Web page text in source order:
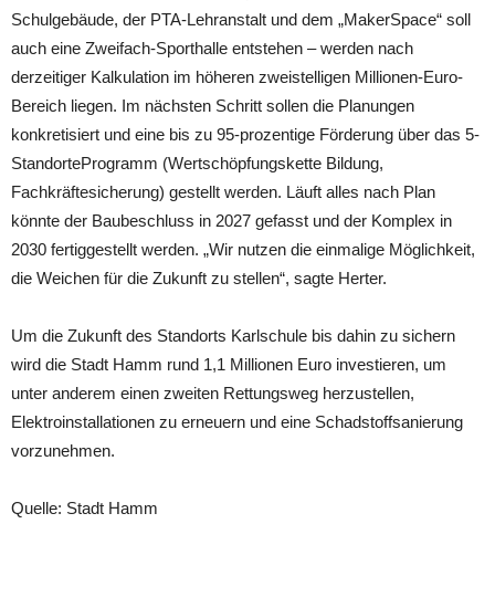
Schulgebäude, der PTA-Lehranstalt und dem „MakerSpace“ soll
auch eine Zweifach-Sporthalle entstehen – werden nach
derzeitiger Kalkulation im höheren zweistelligen Millionen-Euro-
Bereich liegen. Im nächsten Schritt sollen die Planungen
konkretisiert und eine bis zu 95-prozentige Förderung über das 5-
StandorteProgramm (Wertschöpfungskette Bildung,
Fachkräftesicherung) gestellt werden. Läuft alles nach Plan
könnte der Baubeschluss in 2027 gefasst und der Komplex in
2030 fertiggestellt werden. „Wir nutzen die einmalige Möglichkeit,
die Weichen für die Zukunft zu stellen“, sagte Herter.
Um die Zukunft des Standorts Karlschule bis dahin zu sichern
wird die Stadt Hamm rund 1,1 Millionen Euro investieren, um
unter anderem einen zweiten Rettungsweg herzustellen,
Elektroinstallationen zu erneuern und eine Schadstoffsanierung
vorzunehmen.
Quelle: Stadt Hamm